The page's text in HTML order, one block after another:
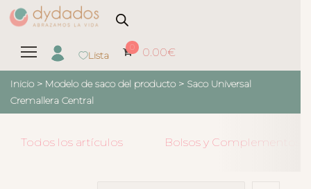
Lista
0 0.00€
Inicio > Modelo de saco del producto > Saco Universal
Cremallera Central
Todos los artículos Bolsos y Complementos